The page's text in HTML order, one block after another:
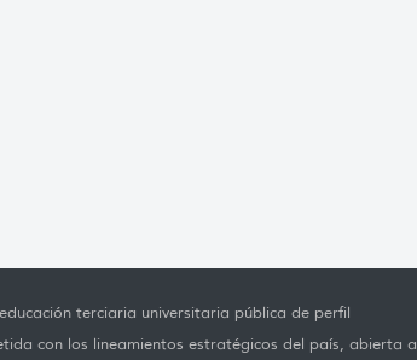
terciaria universitaria pública de perfil
con los lineamientos estratégicos del país, abierta a